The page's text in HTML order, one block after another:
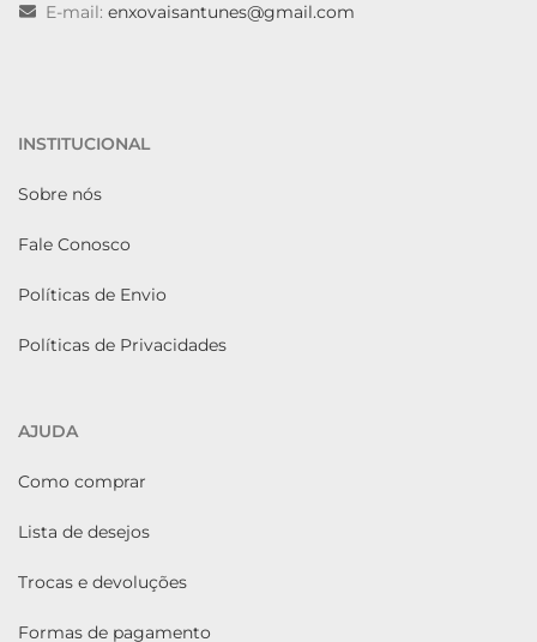
E-mail: enxovaisantunes@gmail.com
INSTITUCIONAL
Sobre nós
Fale Conosco
Políticas de Envio
Políticas de Privacidades
AJUDA
Como comprar
Lista de desejos
Trocas e devoluções
Formas de pagamento